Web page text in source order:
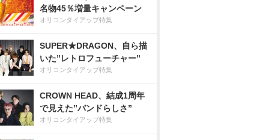
名物45％増量キャンペーン
オリコンタイアップ特集
SUPER★DRAGON、自ら描
いた”レトロフューチャー”
オリコンタイアップ特集
CROWN HEAD、結成1周年
で見えた”バンドらしさ”
オリコンタイアップ特集